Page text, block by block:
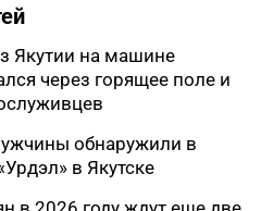
проект ЯСИА к
строительной
семьи
СВО о новых
обмана
заготовили более
Якутии на машине
через горящее поле и
обнаружили в
в Якутске